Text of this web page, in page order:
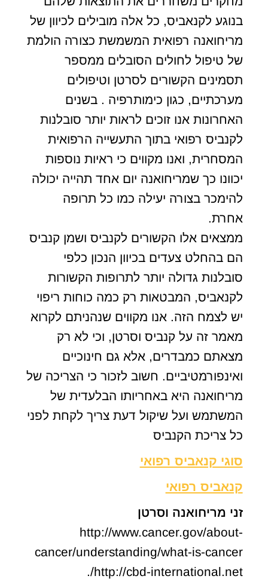
בנוגע לקנאביס, כל אלה מובילים לכיוון של
מריחואנה רפואית המשמשת כצורה הולמת
של טיפול לחולים הסובלים ממספר
תסמינים הקשורים לסרטן וטיפולים
מערכתיים, כגון כימותרפיה . בשנים
האחרונות אנו זוכים לראות יותר סובלנות
לקנביס רפואי בתוך התעשייה הרפואית
המסחרית, ואנו מקווים כי ראיות נוספות
יכוונו כך שמריחואנה יום אחד תהייה יכולה
להימכר בצורה יעילה כמו כל תרופה
אחרת.
ממצאים אלו הקשורים לקנביס ושמן קנביס
הם בהחלט צעדים בכיוון הנכון כלפי
סובלנות גדולה יותר לתרופות הקשורות
לקנאביס, המבטאות רק כמה כוחות ריפוי
יש לצמח הזה. אנו מקווים שנהניתם לקרוא
מאמר זה על קנביס וסרטן, וכי לא רק
מצאתם כמבדרים, אלא גם חינוכיים
ואינפורמטיביים. חשוב לזכור כי הצריכה של
מריחואנה היא באחריותו הבלעדית של
המשתמש ועל שיקול דעת צריך לקחת לפני
כל צריכת הקנביס
סוגי קנאביס רפואי
קנאביס רפואי
זני מריחואנה וסרטן
http://www.cancer.gov/about-
cancer/understanding/what-is-cancer
http://cbd-international.net/.